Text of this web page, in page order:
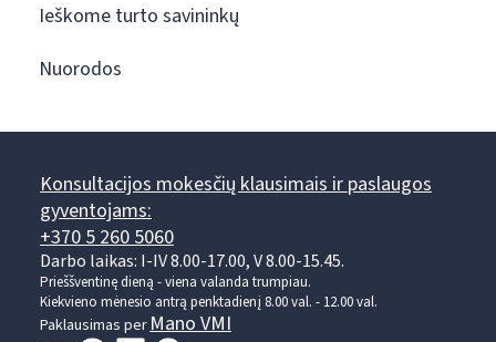
Ieškome turto savininkų
Nuorodos
Konsultacijos mokesčių klausimais ir paslaugos
gyventojams:
+370 5 260 5060
Darbo laikas: I-IV 8.00-17.00, V 8.00-15.45.
Prieššventinę dieną - viena valanda trumpiau.
Kiekvieno mėnesio antrą penktadienį 8.00 val. - 12.00 val.
Paklausimas per Mano VMI